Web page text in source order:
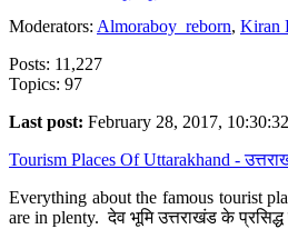
Moderators: Almoraboy_reborn, Kiran
Posts: 11,227
Topics: 97
Last post: February 28, 2017,
Tourism Places Of Uttarakhand -
Everything about the famous tourist
are in plenty. देव भूमि उत्तराखंड के